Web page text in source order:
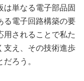
は単なる電子部品固
る電子回路構築の要
用されることで私た
支え、その技術進歩
ろう。